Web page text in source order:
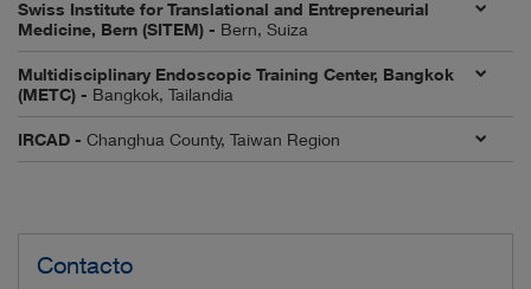
Swiss Institute for Translational and Entrepreneurial
Medicine, Bern (SITEM) - Bern, Suiza
Multidisciplinary Endoscopic Training Center, Bangkok
(METC) - Bangkok, Tailandia
IRCAD - Changhua County, Taiwan Region
Contacto